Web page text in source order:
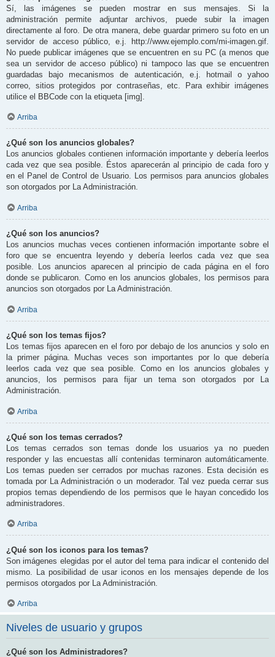
Sí, las imágenes se pueden mostrar en sus mensajes. Si la
administración permite adjuntar archivos, puede subir la imagen
directamente al foro. De otra manera, debe guardar primero su foto en un
servidor de acceso público, e.j. http://www.ejemplo.com/mi-imagen.gif.
No puede publicar imágenes que se encuentren en su PC (a menos que
sea un servidor de acceso público) ni tampoco las que se encuentren
guardadas bajo mecanismos de autenticación, e.j. hotmail o yahoo
correo, sitios protegidos por contraseñas, etc. Para exhibir imágenes
utilice el BBCode con la etiqueta [img].
Arriba
¿Qué son los anuncios globales?
Los anuncios globales contienen información importante y debería leerlos
cada vez que sea posible. Éstos aparecerán al principio de cada foro y
en el Panel de Control de Usuario. Los permisos para anuncios globales
son otorgados por La Administración.
Arriba
¿Qué son los anuncios?
Los anuncios muchas veces contienen información importante sobre el
foro que se encuentra leyendo y debería leerlos cada vez que sea
posible. Los anuncios aparecen al principio de cada página en el foro
donde se publicaron. Como en los anuncios globales, los permisos para
anuncios son otorgados por La Administración.
Arriba
¿Qué son los temas fijos?
Los temas fijos aparecen en el foro por debajo de los anuncios y solo en
la primer página. Muchas veces son importantes por lo que debería
leerlos cada vez que sea posible. Como en los anuncios globales y
anuncios, los permisos para fijar un tema son otorgados por La
Administración.
Arriba
¿Qué son los temas cerrados?
Los temas cerrados son temas donde los usuarios ya no pueden
responder y las encuestas allí contenidas terminaron automáticamente.
Los temas pueden ser cerrados por muchas razones. Esta decisión es
tomada por La Administración o un moderador. Tal vez pueda cerrar sus
propios temas dependiendo de los permisos que le hayan concedido los
administradores.
Arriba
¿Qué son los iconos para los temas?
Son imágenes elegidas por el autor del tema para indicar el contenido del
mismo. La posibilidad de usar iconos en los mensajes depende de los
permisos otorgados por La Administración.
Arriba
Niveles de usuario y grupos
¿Qué son los Administradores?